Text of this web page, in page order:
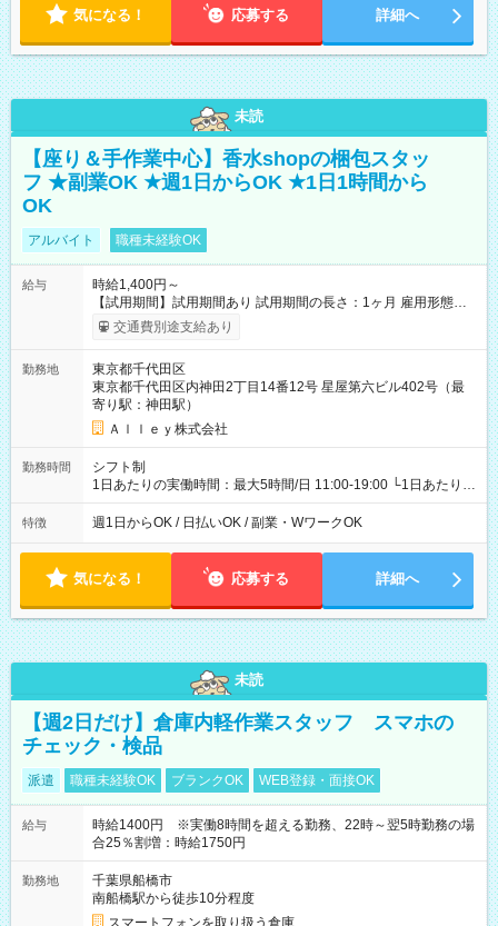
気になる！ 応募する 詳細へ
未読
【座り＆手作業中心】香水shopの梱包スタッ
フ ★副業OK ★週1日からOK ★1日1時間から
OK
アルバイト 職種未経験OK
給与
時給1,400円～
【試用期間】試用期間あり 試用期間の長さ：1ヶ月 雇用形態、
給与は本採用時と同じです。
交通費別途支給あり
勤務地
東京都千代田区
東京都千代田区内神田2丁目14番12号 星屋第六ビル402号（最
寄り駅：神田駅）
Ａｌｌｅｙ株式会社
勤務時間
シフト制
1日あたりの実働時間：最大5時間/日 11:00-19:00 └1日あたりの
実働時間：1-5時間 └上記の時間帯内であれば、いつでも勤務可
能！ └平日・土曜日の中で、お好きな曜日でご勤務いただけま
18:00 などのように、自由な働き方が可能なお仕事です！
特徴 週1日からOK / 日払いOK / 副業・WワークOK
気になる！ 応募する 詳細へ
未読
【週2日だけ】倉庫内軽作業スタッフ スマホの
チェック・検品
派遣 職種未経験OK ブランクOK WEB登録・面接OK
給与
時給1400円 ※実働8時間を超える勤務、22時～翌5時勤務の場
合25％割増：時給1750円
勤務地
千葉県船橋市
南船橋駅から徒歩10分程度
スマートフォンを取り扱う倉庫